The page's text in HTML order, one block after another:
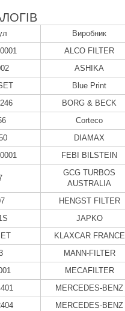
Виробник
ALCO FILTER
ASHIKA
Blue Print
BORG & BECK
Corteco
DIAMAX
FEBI BILSTEIN
GCG TURBOS
AUSTRALIA
HENGST FILTER
JAPKO
KLAXCAR FRANCE
MANN-FILTER
MECAFILTER
MERCEDES-BENZ
MERCEDES-BENZ